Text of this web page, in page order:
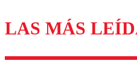
Los comentarios son
diálogo
LAS MÁS